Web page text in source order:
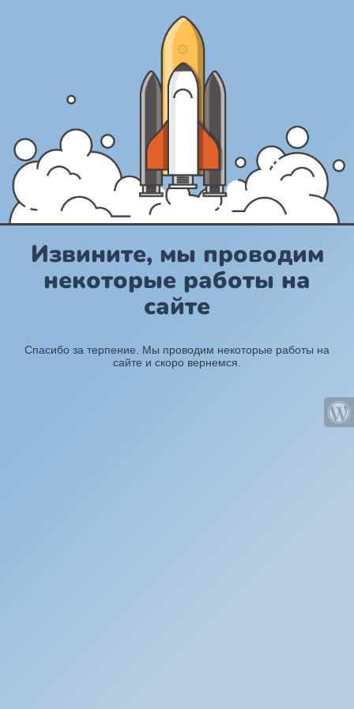
Извините, мы проводим
некоторые работы на
сайте
Спасибо за терпение. Мы проводим некоторые работы на
сайте и скоро вернемся.